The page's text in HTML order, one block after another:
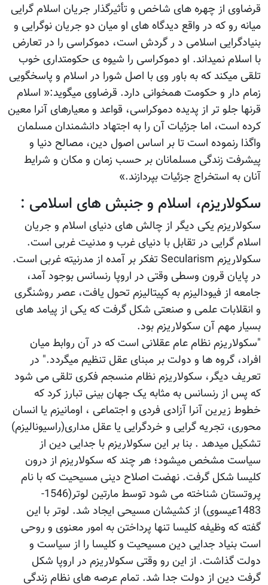
قرضاوی از چهره های شاخص و تأثیرگذار جریان اسلام گرایی
میانه رو که در واقع دیدگاه های او میان دو جریان نوگرایی و
بنیادگرایی اسلامی د ر گردش است، دموکراسی را در تعارض
با اسلام نمیداند. او دموکراسی را شیوه ی حکومتداری خوب
تلقی میکند که به باور وی با اصل شورا در اسلام و پاسخگویی
زمام دار و حکومت همخوانی دارد. قرضاوی میگوید:« اسلام
قرنها جلو تر از پدیده دموکراسی، قواعد و معیارهای آنرا معین
کرده است، اما جزئیات آن را به اجتهاد دانشمندان مسلمان
واگذا رنموده است تا بر اساس اصول دین، مصالح دنیا و
پیشرفت زندگی مسلمانان بر حسب زمان و مکان و شرایط
آنان به استخراج جزئیات بپردازند.»
سکولاریزم، اسلام و جنبش های اسلامی :
سکولاریزم یکی دیگر از چالش های دنیای اسلام و جریان
اسلام گرایی در تقابل با دنیای غرب و مدنیت غربی است.
سکولاریزم Secularism تفکر بر آمده از مدرنیته غربی است.
در پایان قرون وسطی وقتی در اروپا رنسانس بوجود آمد،
جامعه از فیودالیزم به کپیتالیزم تحول یافت، عصر روشنگری
و انقلابات علمی و صنعتی شکل گرفت که یکی از پیامد های
بسیار مهم آن سکولاریزم بود.
"سکولاریزم نظام عام عقلانی است که در آن روابط میان
افراد، گروه ها و دولت بر مبنای عقل تنظیم میگردد." در
تعریف دیگر، سکولاریزم نظام منسجم فکری تلقی می شود
که پس از رنسانس به مثابه یک جهان بینی تبارز کرد که
خطوط زیرین آنرا آزادی فردی و اجتماعی ، اومانیزم یا انسان
محوری، تجریه گرایی و خردگرایی یا عقل مداری(راسیونالیزم)
تشکیل میدهد . بنا بر این سکولاریزم با جدایی دین از
سیاست مشخص میشود؛ هر چند که سکولاریزم از درون
کلیسا شکل گرفت. نهضت اصلاح دینی مسیحیت که با نام
پروتستان شناخته می شود توسط مارتین لوتر(1546-
1483عیسوی) از کشیشان مسیحی ایجاد شد. لوتر با این
گفته که وظیفه کلیسا تنها پرداختن به امور معنوی و روحی
است بنیاد جدایی دین مسیحیت و کلیسا را از سیاست و
دولت گذاشت. از این رو وقتی سکولاریزم در اروپا شکل
گرفت دین از دولت جدا شد. تمام عرصه های نظام زندگی